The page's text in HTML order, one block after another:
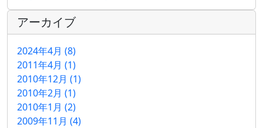
アーカイブ
2024年4月 (8)
2011年4月 (1)
2010年12月 (1)
2010年2月 (1)
2010年1月 (2)
2009年11月 (4)